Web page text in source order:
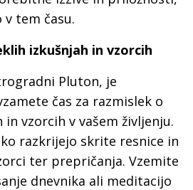
v tem času.
izkušnjah in vzorcih
Pluton, je
čas za razmislek o
vzorcih v vašem življenju.
razkrijejo skrite resnice in
ter prepričanja. Vzemite
dnevnika ali meditacijo